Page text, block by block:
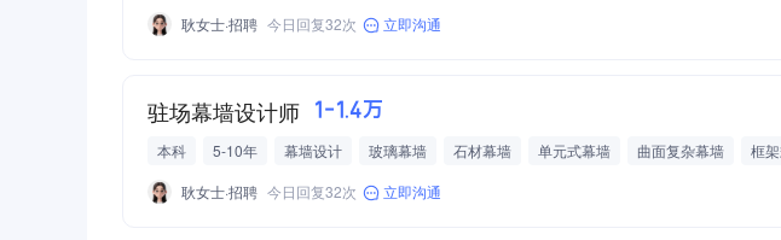
短视频制作全流程
耿女士·招聘 今日回复32次 立即沟通
驻场幕墙设计师 1-1.4万
本科 5-10年 幕墙设计 玻璃幕墙 石材幕墙 单元式幕墙 曲面复杂幕墙
框
房建工程
耿女士·招聘 今日回复32次 立即沟通